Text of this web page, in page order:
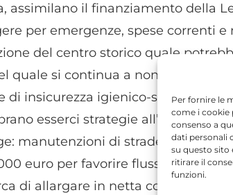
Per fornire le
come i cookie
consenso a
dati personali
su questo sito
ritirare il
funzioni.
assimilano il finanziamento della
per emergenze, spese correnti
del centro storico quale
quale si continua a non parlare,
di insicurezza igienico-sanitaria
esserci strategie all’altezza
manutenzioni di strade,
euro per favorire flussi di
di allargare in netta